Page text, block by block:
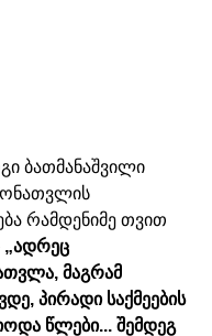
ბათმანაშვილი
რამდენიმე თვით
„ადრეც
მაგრამ
პირადი საქმეების
წლები... შემდეგ